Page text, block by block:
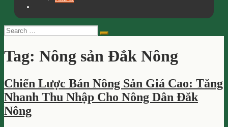
Search
for:
Search
Tag: Nông sản Đắk Nông
Chiến Lược Bán Nông Sản Giá Cao: Tăng
Nhanh Thu Nhập Cho Nông Dân Đăk
Nông